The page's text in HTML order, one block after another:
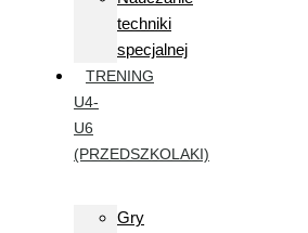
techniki
specjalnej
TRENING
U4-
U6
(PRZEDSZKOLAKI)
Gry